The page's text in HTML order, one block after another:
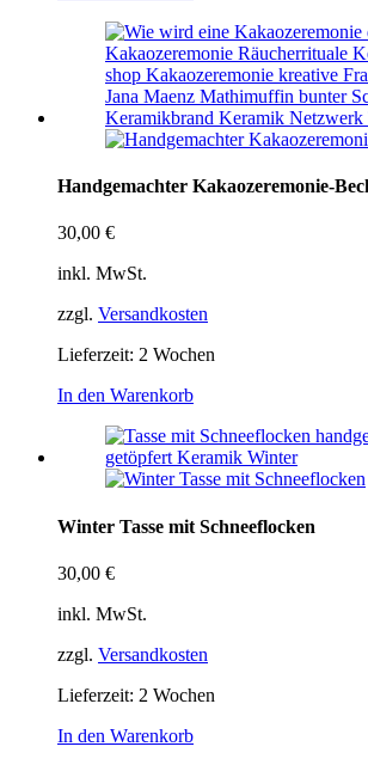
Handgemachter Kakaozeremonie-
30,00 €
inkl. MwSt.
zzgl. Versandkosten
Lieferzeit: 2 Wochen
In den Warenkorb
Winter Tasse mit Schneeflocken
30,00 €
inkl. MwSt.
zzgl. Versandkosten
Lieferzeit: 2 Wochen
In den Warenkorb